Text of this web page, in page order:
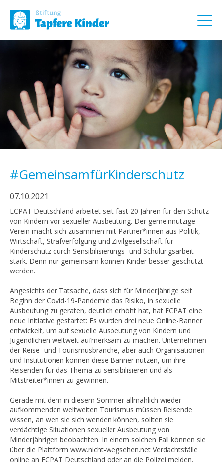
#GemeinsamfürKinderschutz
07.10.2021
ECPAT Deutschland arbeitet seit fast 20 Jahren für den Schutz
von Kindern vor sexueller Ausbeutung. Der gemeinnützige
Verein macht sich zusammen mit Partner*innen aus Politik,
Wirtschaft, Strafverfolgung und Zivilgesellschaft für
Kinderschutz durch Sensibilisierungs- und Schulungsarbeit
stark. Denn nur gemeinsam können Kinder besser geschützt
werden.
Angesichts der Tatsache, dass sich für Minderjährige seit
Beginn der Covid-19-Pandemie das Risiko, in sexuelle
Ausbeutung zu geraten, deutlich erhöht hat, hat ECPAT eine
neue Initiative gestartet: Es wurden drei neue Online-Banner
entwickelt, um auf sexuelle Ausbeutung von Kindern und
Jugendlichen weltweit aufmerksam zu machen. Unternehmen
der Reise- und Tourismusbranche, aber auch Organisationen
und Institutionen können diese Banner nutzen, um ihre
Reisenden für das Thema zu sensibilisieren und als
Mitstreiter*innen zu gewinnen.
Gerade mit dem in diesem Sommer allmählich wieder
aufkommenden weltweiten Tourismus müssen Reisende
wissen, an wen sie sich wenden können, sollten sie
verdächtige Situationen sexueller Ausbeutung von
Minderjährigen beobachten. In einem solchen Fall können sie
über die Plattform www.nicht-wegsehen.net Verdachtsfälle
online an ECPAT Deutschland oder an die Polizei melden.